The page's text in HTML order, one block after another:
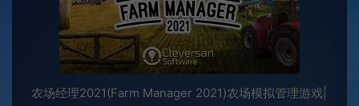
农场经理2021(Farm Manager 2021)农场模拟管理游戏|